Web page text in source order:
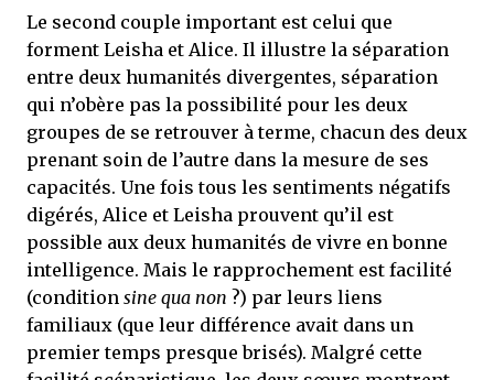
Le second couple important est celui que
forment Leisha et Alice. Il illustre la séparation
entre deux humanités divergentes, séparation
qui n’obère pas la possibilité pour les deux
groupes de se retrouver à terme, chacun des deux
prenant soin de l’autre dans la mesure de ses
capacités. Une fois tous les sentiments négatifs
digérés, Alice et Leisha prouvent qu’il est
possible aux deux humanités de vivre en bonne
intelligence. Mais le rapprochement est facilité
(condition sine qua non ?) par leurs liens
familiaux (que leur différence avait dans un
premier temps presque brisés). Malgré cette